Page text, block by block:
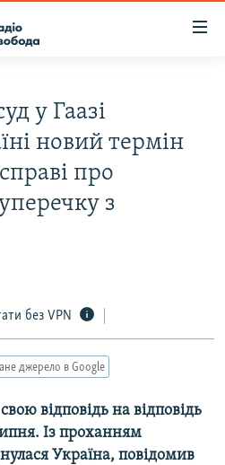
у Гаазі
новий термін
про
з
без VPN
джерело в Google
відповідь на відповідь
Із проханням
Україна, повідомив